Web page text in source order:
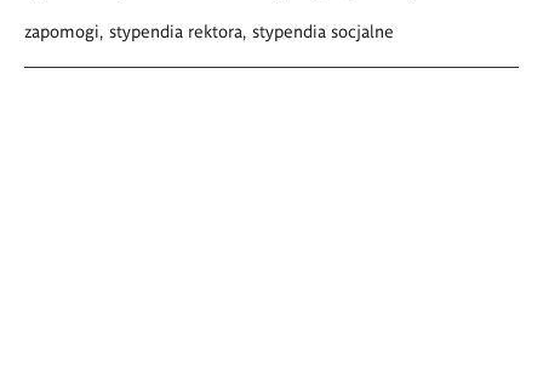
zapomogi, stypendia rektora, stypendia socjalne